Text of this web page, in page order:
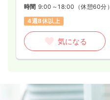
時間 9:00～18:00 （休憩60分）
4週8休以上
気になる